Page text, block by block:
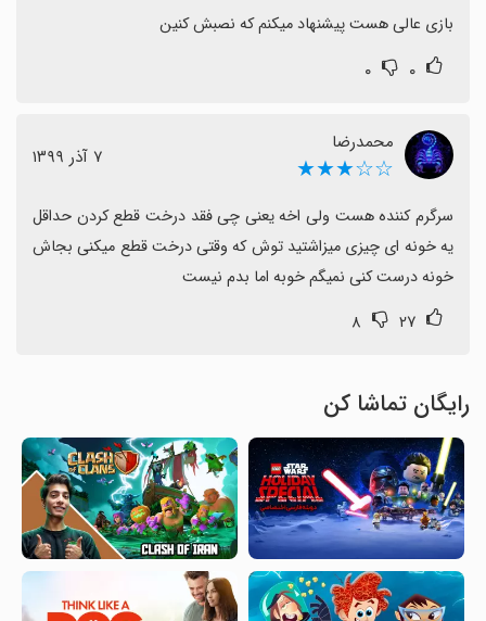
بازی عالی هست پیشنهاد میکنم که نصبش کنین
۰ ۰
محمد‌رضا
☆☆★★★ ٧ آذر ١٣٩٩
خونه درست کنی نمیگم خوبه اما بدم نیست
۲۷ ۸
رایگان تماشا کن